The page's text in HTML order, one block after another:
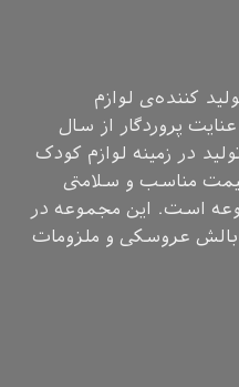
کننده‌ی لوازم
پروردگار از سال
تولید در زمینه لوازم کودک
مناسب و سلامتی
است. این مجموعه در
بالش عروسکی و ملزومات